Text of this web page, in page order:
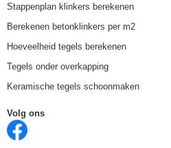
Stappenplan klinkers berekenen
Berekenen betonklinkers per m2
Hoeveelheid tegels berekenen
Tegels onder overkapping
Keramische tegels schoonmaken
Volg ons